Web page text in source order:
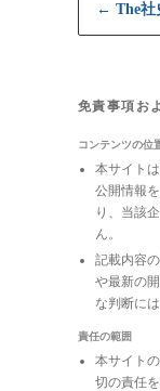
← The社
免責事項お
コンテンツの位
本サイト
公開情報
り、当該
ん。
記載内容
や最新の
な判断に
責任の範囲
本サイト
切の責任